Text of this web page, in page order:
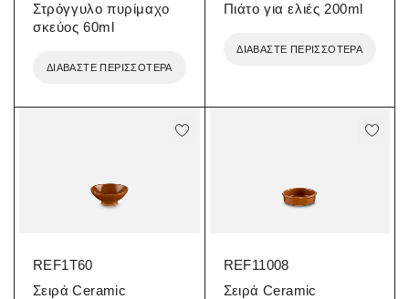
Στρόγγυλο πυρίμαχο
σκεύος 60ml
ΔΙΑΒΆΣΤΕ ΠΕΡΙΣΣΌΤΕΡΑ
Πιάτο για ελιές 200ml
ΔΙΑΒΆΣΤΕ ΠΕΡΙΣΣΌΤΕΡΑ
REF1T60
Σειρά Ceramic
REF11008
Σειρά Ceramic